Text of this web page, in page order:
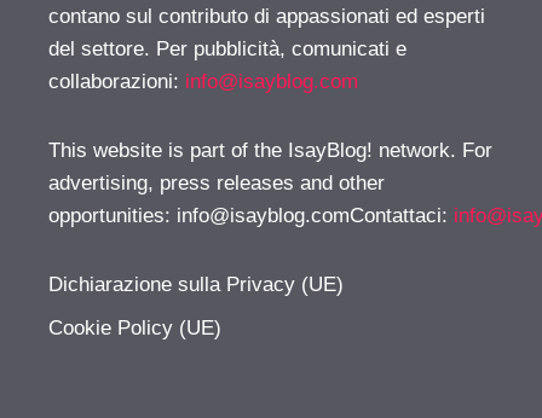
contano sul contributo di appassionati ed esperti
del settore. Per pubblicità, comunicati e
collaborazioni: info@isayblog.com
This website is part of the IsayBlog! network. For
advertising, press releases and other
opportunities: info@isayblog.comContattaci:
Dichiarazione sulla Privacy (UE)
Cookie Policy (UE)